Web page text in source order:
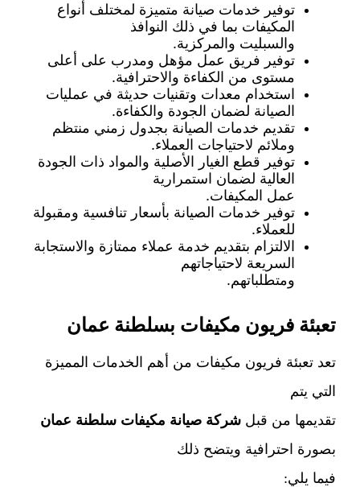
توفير خدمات صيانة متميزة لمختلف أنواع
المكيفات بما في ذلك النوافذ
والسبليت والمركزية.
توفير فريق عمل مؤهل ومدرب على أعلى
مستوى من الكفاءة والاحترافية.
استخدام معدات وتقنيات حديثة في عمليات
الصيانة لضمان الجودة والكفاءة.
تقديم خدمات الصيانة بجدول زمني منتظم
وملائم لاحتياجات العملاء.
توفير قطع الغيار الأصلية والمواد ذات الجودة
العالية لضمان استمرارية
عمل المكيفات.
توفير خدمات الصيانة بأسعار تنافسية ومقبولة
للعملاء.
الالتزام بتقديم خدمة عملاء ممتازة والاستجابة
السريعة لاحتياجاتهم
ومتطلباتهم.
تعبئة فريون مكيفات بسلطنة عمان
تعد تعبئة فريون مكيفات من أهم الخدمات المميزة
التي يتم
تقديمها من قبل شركة صيانة مكيفات سلطنة عمان
بصورة احترافية ويتضح ذلك
فيما يلي: